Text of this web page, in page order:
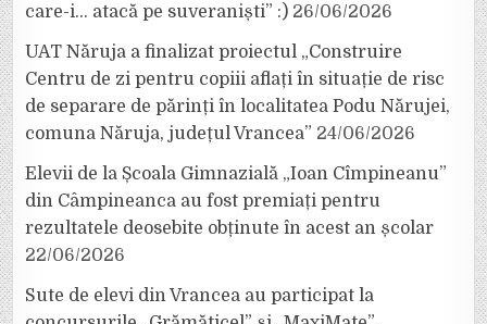
care-i… atacă pe suveraniști” :) 26/06/2026
UAT Năruja a finalizat proiectul „Construire
Centru de zi pentru copiii aflați în situație de risc
de separare de părinți în localitatea Podu Nărujei,
comuna Năruja, județul Vrancea” 24/06/2026
Elevii de la Școala Gimnazială „Ioan Cîmpineanu”
din Câmpineanca au fost premiați pentru
rezultatele deosebite obținute în acest an școlar
22/06/2026
Sute de elevi din Vrancea au participat la